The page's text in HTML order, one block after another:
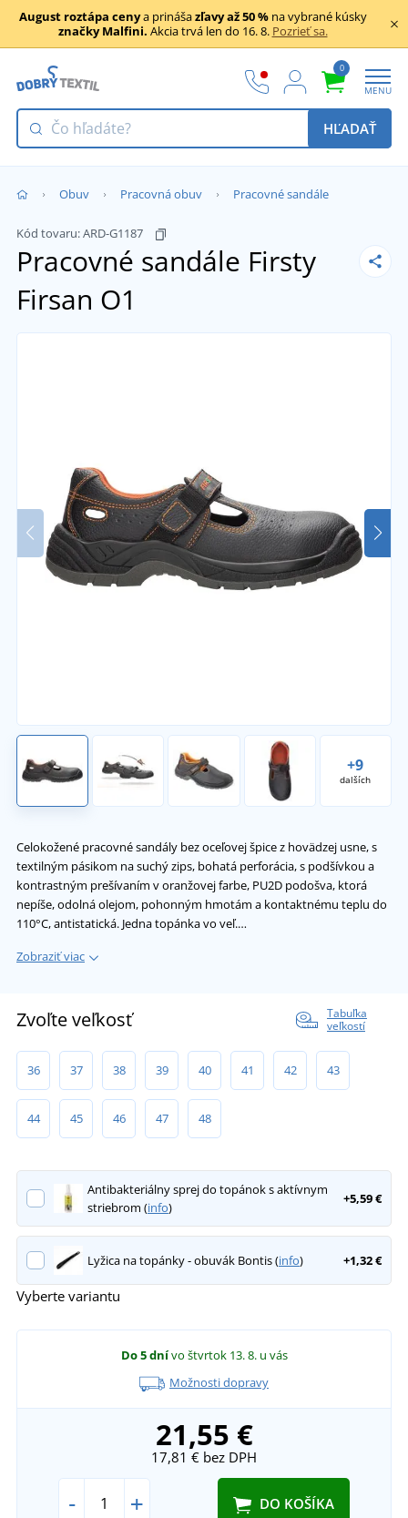
August roztápa cenya prinášazľavy až 50 %na vybrané kúsky
značky Malfini. Akcia trvá len do 16. 8. Pozrieť sa.
0
MENU
HĽADAŤ
Obuv Pracovná obuv Pracovné sandále
Kód tovaru:ARD-G1187
Pracovné sandále Firsty
Firsan O1
+9
dalších
Celokožené pracovné sandály bez oceľovej špice z hovädzej usne, s
textilným pásikom na suchý zips, bohatá perforácia, s podšívkou a
kontrastným prešívaním v oranžovej farbe, PU2D podošva, ktorá
nepíše, odolná olejom, pohonným hmotám a kontaktnému teplu do
110°C, antistatická. Jedna topánka vo veľ.…
Zobraziť viac
Zvoľte veľkosť
Tabuľka
veľkostí
36 37 38 39 40 41 42 43
44 45 46 47 48
Antibakteriálny sprej do topánok s aktívnym
striebrom (info)
+5,59 €
Lyžica na topánky - obuvák Bontis (info) +1,32 €
Vyberte variantu
Do 5 dnívo štvrtok 13. 8. u vás
Možnosti dopravy
21,55 €
17,81 € bez DPH
- + DO KOŠÍKA